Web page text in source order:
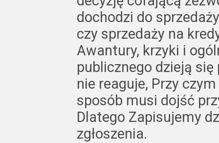
dochodzi do
czy sprzedaży na
Awantury, krzyki i
publicznego dzieją
nie reaguje, Przy
sposób musi dojść
Dlatego Zapisujemy
zgłoszenia.